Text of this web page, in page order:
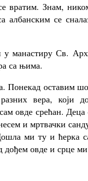
вратим. Знам,
албанским се
Св.
са њима.
Понекад оставим
вера, који
овде срећан.
и мртвачки
ми ту и ћерка
дођем овде и срце